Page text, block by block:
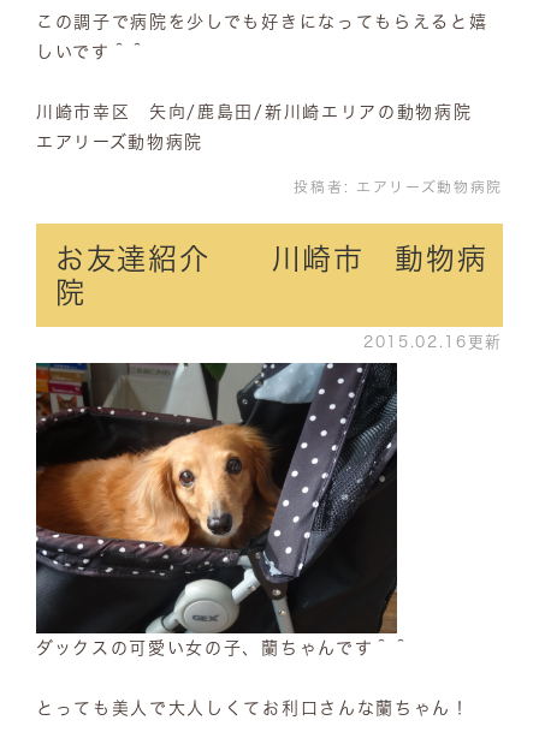
この調子で病院を少しでも好きになってもらえると嬉
しいです＾＾
川崎市幸区 矢向/鹿島田/新川崎エリアの動物病院
エアリーズ動物病院
投稿者: エアリーズ動物病院
お友達紹介 川崎市 動物病
院
2015.02.16更新
ダックスの可愛い女の子、蘭ちゃんです＾＾
とっても美人で大人しくてお利口さんな蘭ちゃん！